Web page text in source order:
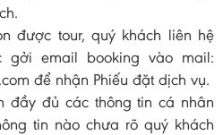
được tour, quý khách liên hệ
gởi email booking vào mail:
để nhận Phiếu đặt dịch vụ.
đầy đủ các thông tin cá nhân
tin nào chưa rõ quý khách